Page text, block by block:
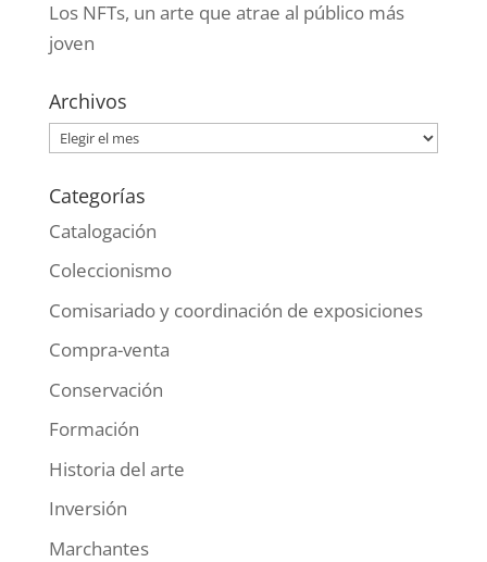
Los NFTs, un arte que atrae al público más
joven
Archivos
Archivos
Categorías
Catalogación
Coleccionismo
Comisariado y coordinación de exposiciones
Compra-venta
Conservación
Formación
Historia del arte
Inversión
Marchantes